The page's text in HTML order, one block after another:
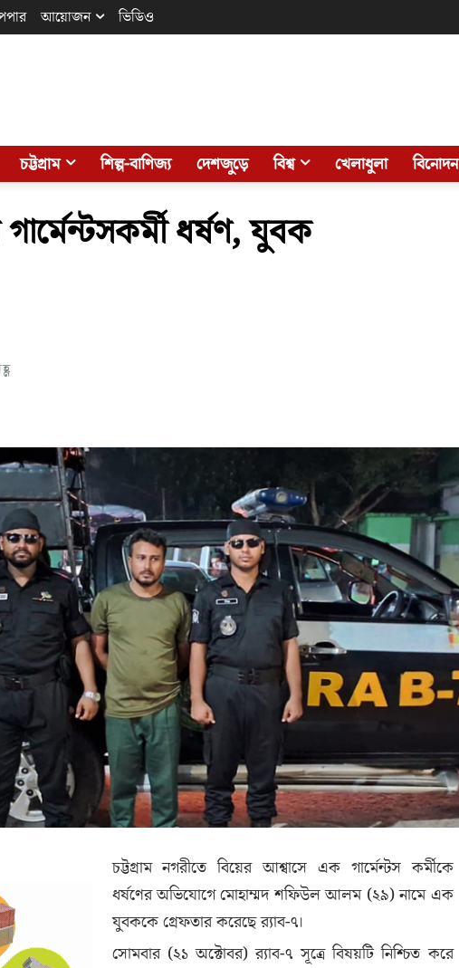
আয়োজন ভিডিও
চট্টগ্রাম শিল্প-বাণিজ্য দেশজুড়ে বিশ্ব খেলাধুলা বিনোদন
ধর্ষণ, যুবক
চট্টগ্রাম নগরীতে বিয়ের আশ্বাসে এক গার্মেন্টস কর্মীকে
ধর্ষণের অভিযোগে মোহাম্মদ শফিউল আলম (২৯) নামে এক
যুবককে গ্রেফতার করেছে র‌্যাব-৭।
সোমবার (২১ অক্টোবর) র‌্যাব-৭ সূত্রে বিষয়টি নিশ্চিত করে